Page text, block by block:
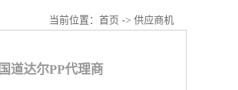
当前位置： 首页 -> 供应商机
道达尔PP代理商